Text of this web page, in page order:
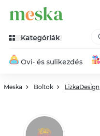
Kategóriák
Ovi- és sulikezdés
Meska Boltok LizkaDesign